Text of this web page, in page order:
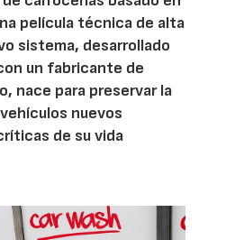
película técnica de alta
sistema, desarrollado
un fabricante de
nace para preservar la
nuevos
de su vida